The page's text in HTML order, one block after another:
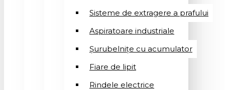
Sisteme de extragere a prafului
Aspiratoare industriale
Șurubelnițe cu acumulator
Fiare de lipit
Rindele electrice